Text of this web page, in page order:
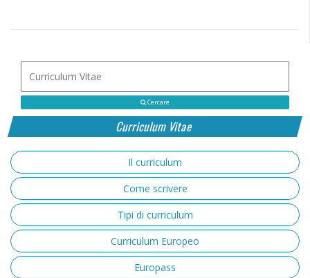
Cercare
Curriculum Vitae
Il curriculum
Come scrivere
Tipi di curriculum
Curriculum Europeo
Europass